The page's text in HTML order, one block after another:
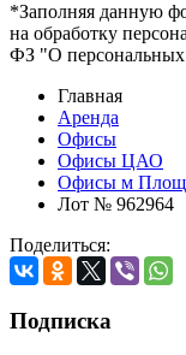
*Заполняя данную
на обработку
ФЗ "О
Главная
Аренда
Офисы
Офисы ЦАО
Офисы м
Лот № 962964
Поделиться:
Подписка